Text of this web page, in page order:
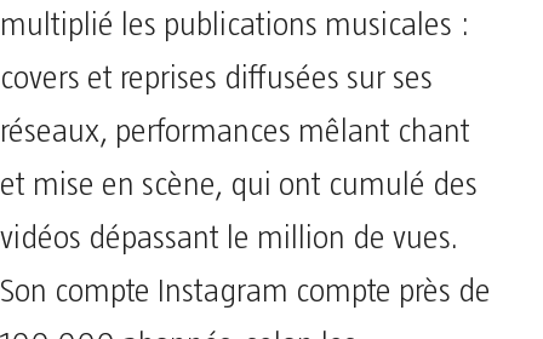
multiplié les publications musicales :
covers et reprises diffusées sur ses
réseaux, performances mêlant chant
et mise en scène, qui ont cumulé des
vidéos dépassant le million de vues.
Son compte Instagram compte près de